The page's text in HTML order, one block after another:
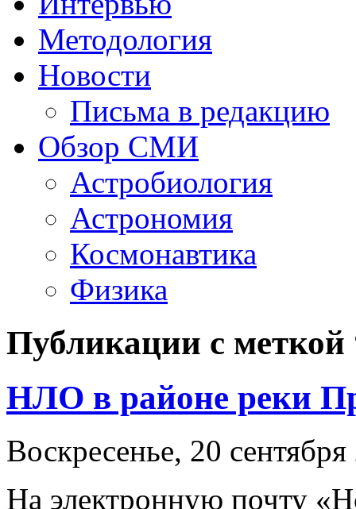
Методология
Новости
Письма в редакцию
Обзор СМИ
Астробиология
Астрономия
Космонавтика
Физика
Публикации с меткой
НЛО в районе реки
Воскресенье, 20
На электронную почту